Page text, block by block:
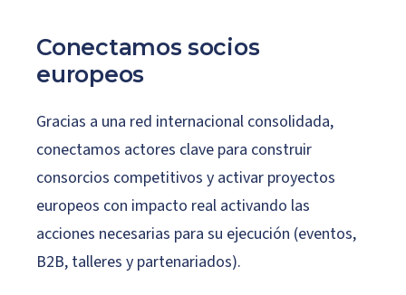
Conectamos socios
europeos
Gracias a una red internacional consolidada,
conectamos actores clave para construir
consorcios competitivos y activar proyectos
europeos con impacto real activando las
acciones necesarias para su ejecución (eventos,
B2B, talleres y partenariados).